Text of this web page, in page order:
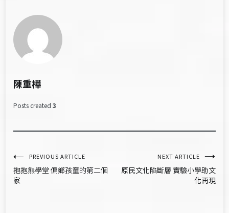
陳重樺
Posts created 3
文
章
PREVIOUS ARTICLE
抱抱熊學堂 偏鄉孩童的第二個
家
NEXT ARTICLE
原民文化陷斷層 實驗小學助文
化再現